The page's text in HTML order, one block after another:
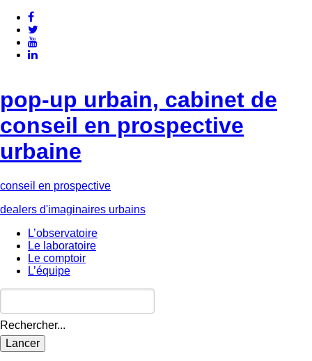
pop-up urbain, cabinet de
conseil en prospective
urbaine
conseil en prospective
dealers d'imaginaires urbains
L’observatoire
Le laboratoire
Le comptoir
L’équipe
Rechercher...